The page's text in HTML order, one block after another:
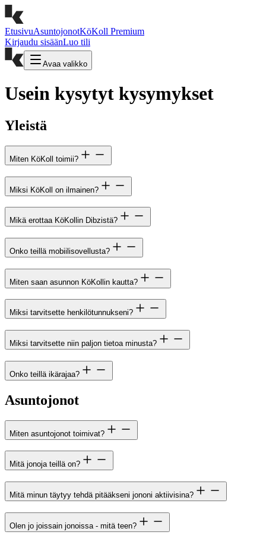
EtusivuAsuntojonotKöKoll Premium
Kirjaudu sisäänLuo tili
Avaa valikko
Usein kysytyt kysymykset
Yleistä
Miten KöKoll toimii?
Miksi KöKoll on ilmainen?
Mikä erottaa KöKollin Dibzistä?
Onko teillä mobiilisovellusta?
Miten saan asunnon KöKollin kautta?
Miksi tarvitsette henkilötunnukseni?
Miksi tarvitsette niin paljon tietoa minusta?
Onko teillä ikärajaa?
Asuntojonot
Miten asuntojonot toimivat?
Mitä jonoja teillä on?
Mitä minun täytyy tehdä pitääkseni jononi aktiivisina?
Olen jo joissain jonoissa - mitä teen?